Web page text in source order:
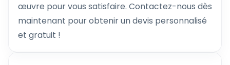
œuvre pour vous satisfaire. Contactez-nous dès
maintenant pour obtenir un devis personnalisé
et gratuit !